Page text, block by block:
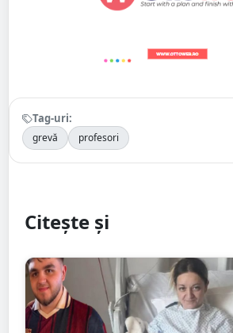
Tag-uri:
grevă profesori
Citește și